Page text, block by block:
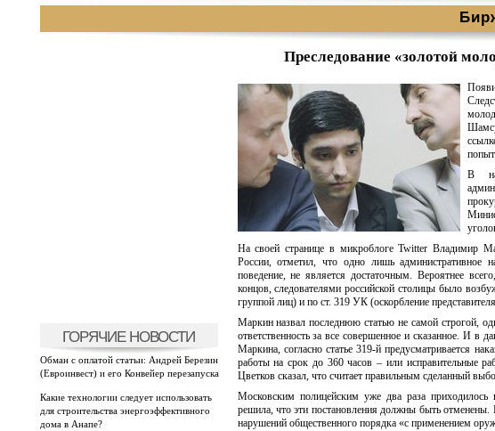
ГОРЯЧИЕ НОВОСТИ
Обман с оплатой статьи: Андрей Березин
(Евроинвест) и его Конвейер перезапуска
Какие технологии следует использовать
для строительства энергоэффективного
дома в Анапе?
Преследование «золотой
В
На своей странице в микроблоге Twitter Владимир
России, отметил, что одно лишь административное
поведение, не является достаточным. Вероятнее
концов, следователями российской столицы было
группой лиц) и по ст. 319 УК (оскорбление
Маркин назвал последнюю статью не самой строгой,
ответственность за все совершенное и сказанное. И в
Маркина, согласно статье 319-й предусматривается
работы на срок до 360 часов – или исправительные
Цветков сказал, что считает правильным сделанный
Московским полицейским уже два раза приходилось
решила, что эти постановления должны быть
нарушений общественного порядка «с применением